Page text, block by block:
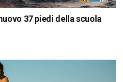
37 piedi della scuola